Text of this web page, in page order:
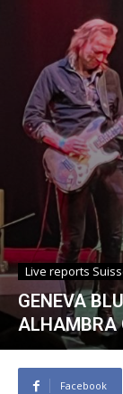
Live reports
GENEVA
ALHAMBRA
Facebook